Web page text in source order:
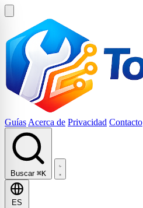
Guías Acerca de Privacidad Contacto
Buscar ⌘K
ES